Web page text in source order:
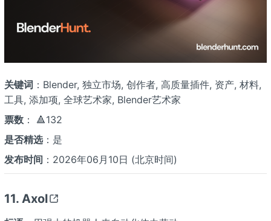
关键词 ：Blender, 独立市场, 创作者, 高质量插件, 资产, 材料,
工具, 添加项, 全球艺术家, Blender艺术家
票数： 🔺132
是否精选：是
发布时间 ：2026年06月10日 (北京时间)
11. Axol